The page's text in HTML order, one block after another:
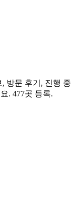
방문 후기, 진행 중
. 477곳 등록.